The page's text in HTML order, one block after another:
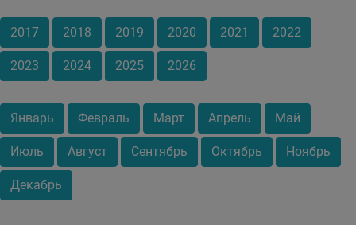
2017 2018 2019 2020 2021 2022
2023 2024 2025 2026
Январь Февраль Март Апрель Май
Июль Август Сентябрь Октябрь Ноябрь
Декабрь